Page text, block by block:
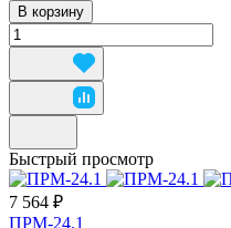
В корзину
Быстрый просмотр
7 564 ₽
ПРМ-24.1